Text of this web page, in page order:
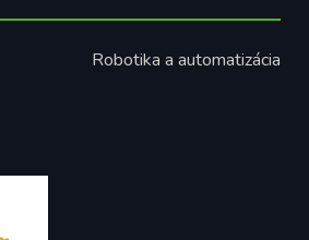
Robotika a automatizácia